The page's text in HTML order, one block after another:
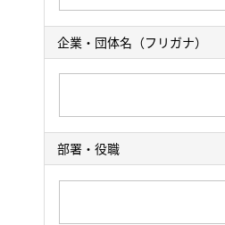
企業・団体名（フリガナ）
部署・役職